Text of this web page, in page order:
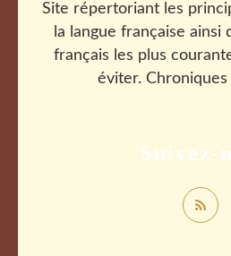
Suivez-
Site répertoriant les
la langue française ainsi
français les plus
éviter. Chroniques